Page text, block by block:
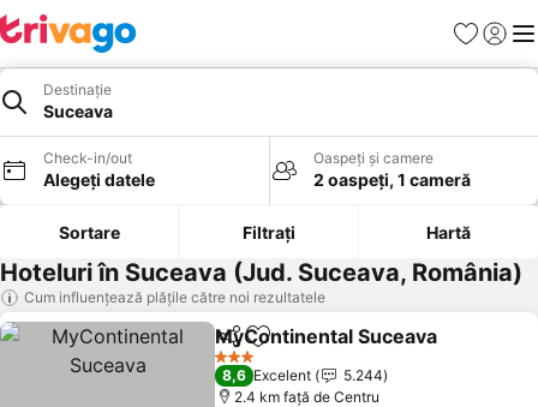
Favorite
Destinație
Suceava
Check-in/out
Alegeți datele
Oaspeți și camere
2 oaspeți, 1 cameră
Sortare Filtrați Hartă
Hoteluri în Suceava (Jud. Suceava, România)
Cum influențează plățile către noi rezultatele
DistribuițiAdăugaţi la favorite
MyContinental Suceava
3 Stele
8,6 Excelent
5.244
2.4 km faţă de Centru